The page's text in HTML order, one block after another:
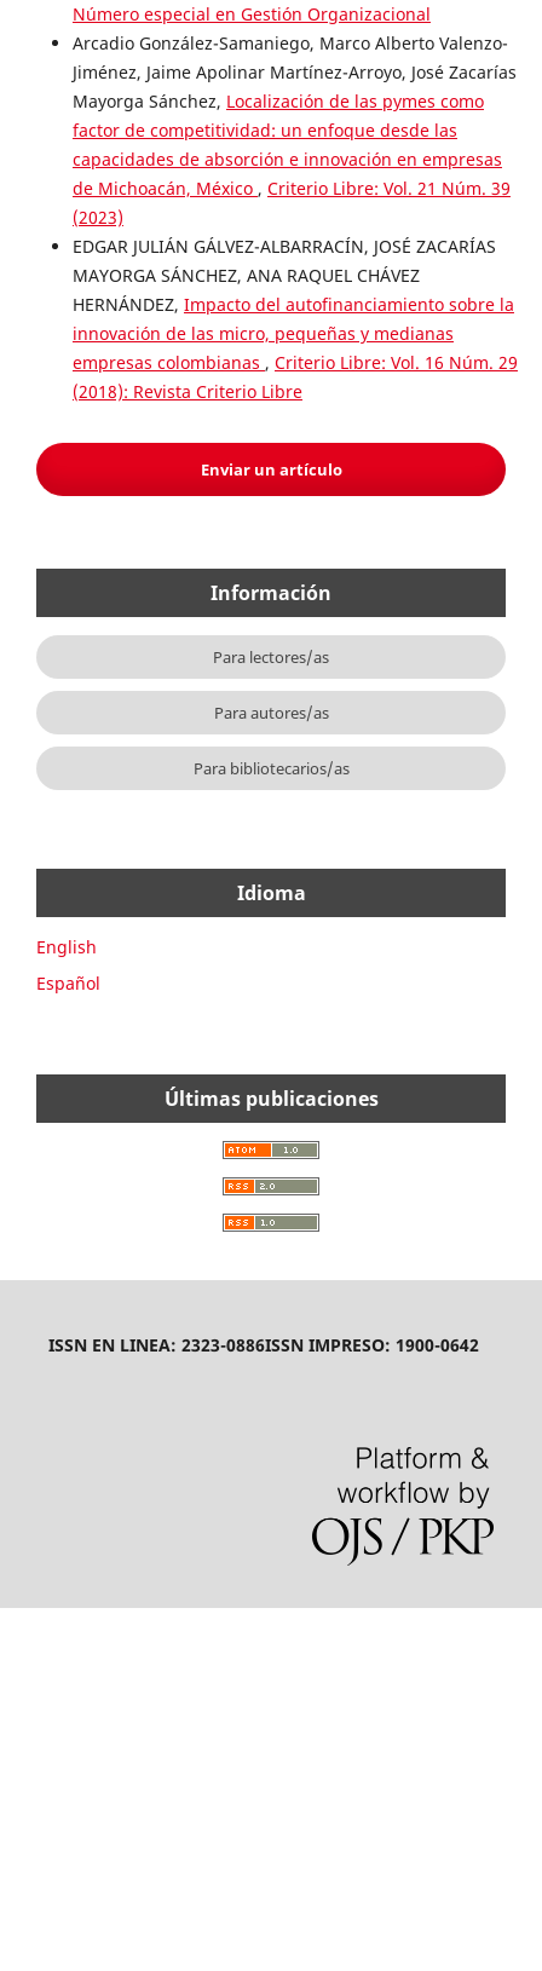
Número especial en Gestión Organizacional
Arcadio González-Samaniego, Marco Alberto Valenzo-
Jiménez, Jaime Apolinar Martínez-Arroyo, José Zacarías
Mayorga Sánchez, Localización de las pymes como
factor de competitividad: un enfoque desde las
capacidades de absorción e innovación en empresas
de Michoacán, México , Criterio Libre: Vol. 21 Núm. 39
(2023)
EDGAR JULIÁN GÁLVEZ-ALBARRACÍN, JOSÉ ZACARÍAS
MAYORGA SÁNCHEZ, ANA RAQUEL CHÁVEZ
HERNÁNDEZ, Impacto del autofinanciamiento sobre la
innovación de las micro, pequeñas y medianas
empresas colombianas , Criterio Libre: Vol. 16 Núm. 29
(2018): Revista Criterio Libre
Enviar un artículo
Información
Para lectores/as
Para autores/as
Para bibliotecarios/as
Idioma
English
Español
Últimas publicaciones
ISSN EN LINEA: 2323-0886ISSN IMPRESO: 1900-0642